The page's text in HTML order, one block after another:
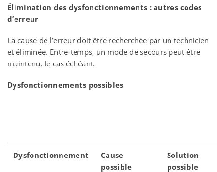
Élimination des dysfonctionnements : autres codes
d’erreur
La cause de l’erreur doit être recherchée par un technicien
et éliminée. Entre-temps, un mode de secours peut être
maintenu, le cas échéant.
Dysfonctionnements possibles
Dysfonctionnement
Cause
possible
Solution
possible